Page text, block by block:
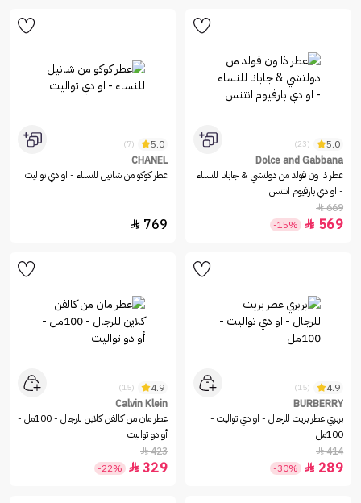
5.0
(23)
Dolce and Gabbana
عطر ذا ون قولد من دولتشي & جابانا للنساء
- او دي بارفيوم انتنس
669

569

-15%
5.0
(7)
CHANEL
عطر كوكو من شانيل للنساء - او دي تواليت
769

4.9
(15)
BURBERRY
بربري عطر بريت للرجال - او دي تواليت -
100مل
414

289

-30%
4.9
(15)
Calvin Klein
عطر مان من كالفن كلاين للرجال - 100مل -
أو دو تواليت
423

329

-22%